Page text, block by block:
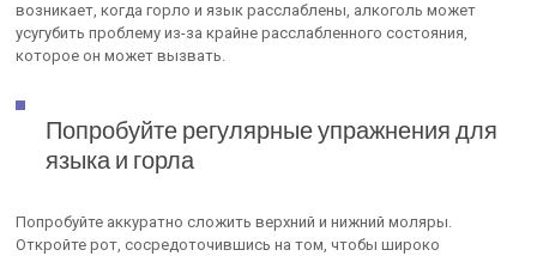
возникает, когда горло и язык расслаблены, алкоголь может
усугубить проблему из-за крайне расслабленного состояния,
которое он может вызвать.
Попробуйте регулярные упражнения для
языка и горла
Попробуйте аккуратно сложить верхний и нижний моляры.
Откройте рот, сосредоточившись на том, чтобы широко